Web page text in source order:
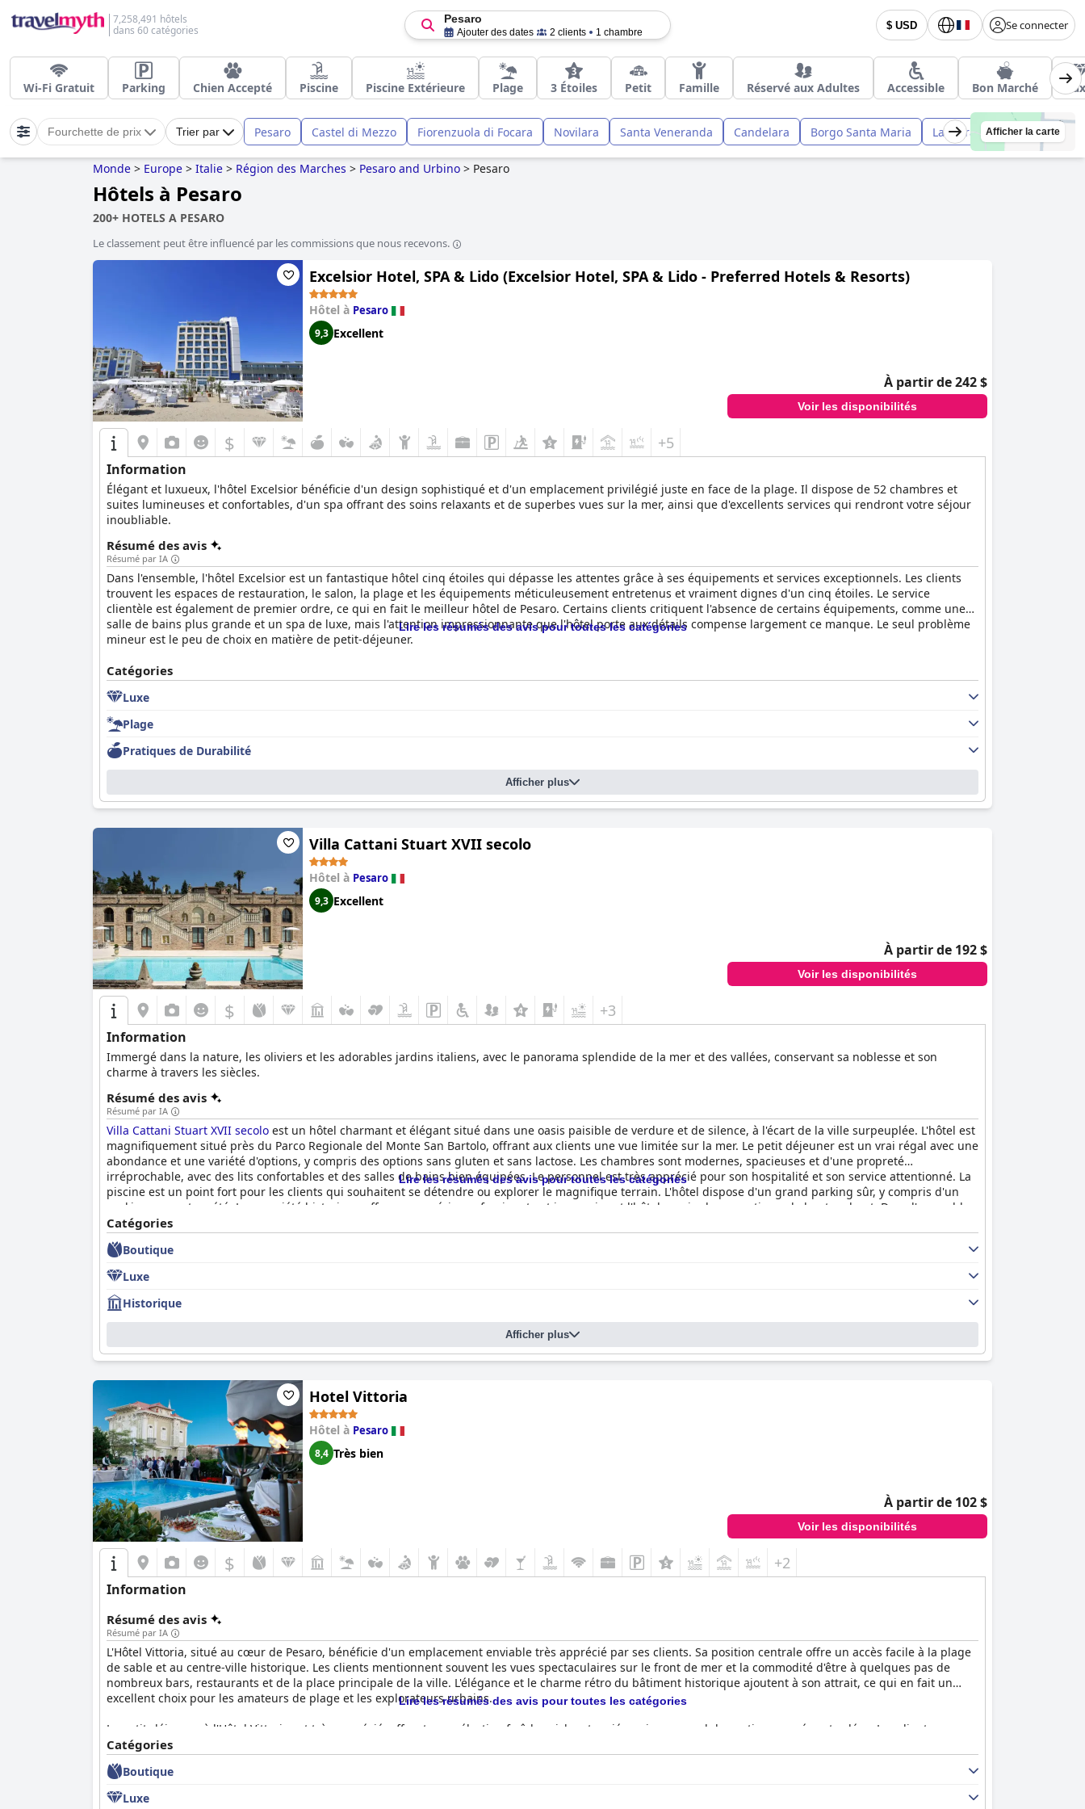
7,258,491 hôtels
dans 60 catégories
$ USD Se connecter
Pesaro
Ajouter des dates 2 clients 1 chambre
Wi-Fi Gratuit Parking Chien Accepté Piscine Piscine Extérieure Plage 3 Étoiles Petit Famille Réservé aux Adultes Accessible Bon Marché
Fourchette de prix Trier par Pesaro Castel di Mezzo Fiorenzuola di Focara Novilara Santa Veneranda Candelara Borgo Santa Maria La Torraccia Ginestreto
Afficher la carte
Monde > Europe > Italie > Région des Marches > Pesaro and Urbino > Pesaro
Hôtels à Pesaro
200+ HOTELS A PESARO
Le classement peut être influencé par les commissions que nous recevons.
Excelsior Hotel, SPA & Lido (Excelsior Hotel, SPA & Lido - Preferred Hotels & Resorts)
Hôtel à Pesaro
9,3 Excellent
À partir de 242 $
Voir les disponibilités
$ +5
Information
Élégant et luxueux, l'hôtel Excelsior bénéficie d'un design sophistiqué et d'un emplacement privilégié juste en face de la plage. Il dispose de 52 chambres et
suites lumineuses et confortables, d'un spa offrant des soins relaxants et de superbes vues sur la mer, ainsi que d'excellents services qui rendront votre séjour
inoubliable.
Résumé des avis
Résumé par IA
Dans l'ensemble, l'hôtel Excelsior est un fantastique hôtel cinq étoiles qui dépasse les attentes grâce à ses équipements et services exceptionnels. Les clients
trouvent les espaces de restauration, le salon, la plage et les équipements méticuleusement entretenus et vraiment dignes d'un cinq étoiles. Le service
clientèle est également de premier ordre, ce qui en fait le meilleur hôtel de Pesaro. Certains clients critiquent l'absence de certains équipements, comme une
salle de bains plus grande et un spa de luxe, mais l'attention impressionnante que l'hôtel porte aux détails compense largement ce manque. Le seul problème
mineur est le peu de choix en matière de petit-déjeuner.
Lire les résumés des avis pour toutes les catégories
Catégories
Luxe
Plage
Pratiques de Durabilité
Afficher plus
Villa Cattani Stuart XVII secolo
Hôtel à Pesaro
9,3 Excellent
À partir de 192 $
Voir les disponibilités
$ +3
Information
Immergé dans la nature, les oliviers et les adorables jardins italiens, avec le panorama splendide de la mer et des vallées, conservant sa noblesse et son
charme à travers les siècles.
Résumé des avis
Résumé par IA
Villa Cattani Stuart XVII secolo est un hôtel charmant et élégant situé dans une oasis paisible de verdure et de silence, à l'écart de la ville surpeuplée. L'hôtel est
magnifiquement situé près du Parco Regionale del Monte San Bartolo, offrant aux clients une vue limitée sur la mer. Le petit déjeuner est un vrai régal avec une
abondance et une variété d'options, y compris des options sans gluten et sans lactose. Les chambres sont modernes, spacieuses et d'une propreté
irréprochable, avec des lits confortables et des salles de bains bien équipées. Le personnel est très apprécié pour son hospitalité et son service attentionné. La
piscine est un point fort pour les clients qui souhaitent se détendre ou explorer le magnifique terrain. L'hôtel dispose d'un grand parking sûr, y compris d'un
parking couvert en été. La propriété historique offre une expérience fascinante et immersive et l'hôtel respire le romantisme de bout en bout. Dans l'ensemble,
laVilla Cattani Stuart XVII secolo
Lire les résumés des avis pour toutes les catégories
Catégories
Boutique
Luxe
Historique
Afficher plus
Hotel Vittoria
Hôtel à Pesaro
8,4 Très bien
À partir de 102 $
Voir les disponibilités
$ +2
Information
Résumé des avis
Résumé par IA
L'Hôtel Vittoria, situé au cœur de Pesaro, bénéficie d'un emplacement enviable très apprécié par ses clients. Sa position centrale offre un accès facile à la plage
de sable et au centre-ville historique. Les clients mentionnent souvent les vues spectaculaires sur le front de mer et la commodité d'être à quelques pas de
nombreux bars, restaurants et de la place principale de la ville. L'élégance et le charme rétro du bâtiment historique ajoutent à son attrait, ce qui en fait un
excellent choix pour les amateurs de plage et les explorateurs urbains.
Le petit-déjeuner à l'Hôtel Vittoria est très apprécié, offrant une sélection fraîche, riche et variée qui comprend des options sucrées et salées. Les clients
apprécient le vrai café italien et la disponibilité d'une grande variété de fruits, remarquant souvent l'excellent rapport qualité-prix. L'ambiance du cadre du
petit-déjeuner, que ce soit une terrasse panoramique ou une salle avec vue sur la piscine, est un autre point fort. Bien qu'il y ait peu de critiques concernant le
choix limité et la rapidité du service, l'expérience du petit-déjeuner reçoit généralement des commentaires positifs.
Le service de dîner de l'hôtel reçoit des avis mitigés. Bien que les clients apprécient l'ambiance du soir autour de la piscine, beaucoup ont noté des temps
Lire les résumés des avis pour toutes les catégories
Catégories
Boutique
Luxe